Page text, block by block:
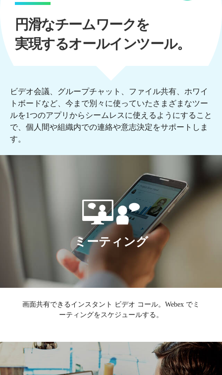
円滑なチームワークを
実現するオールインツール。
ビデオ会議、グループチャット、ファイル共有、ホワイ
トボードなど、今まで別々に使っていたさまざまなツー
ルを1つのアプリからシームレスに使えるようにすること
で、個人間や組織内での連絡や意志決定をサポートしま
す。
ミーティング
画面共有できるインスタント ビデオ コール。 Webex でミ
ーティングをスケジュールする。